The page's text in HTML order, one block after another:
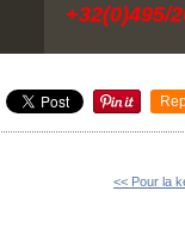
+32(0)495/
<< Pour la